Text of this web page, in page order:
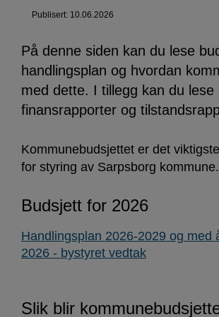
Publisert: 10.06.2026
På denne siden kan du lese
handlingsplan og hvordan
med dette. I tillegg kan du lese
finansrapporter og
Kommunebudsjettet er det
for styring av Sarpsborg kommune.
Budsjett for 2026
Handlingsplan 2026-2029 og med
2026 - bystyret vedtak
Slik blir